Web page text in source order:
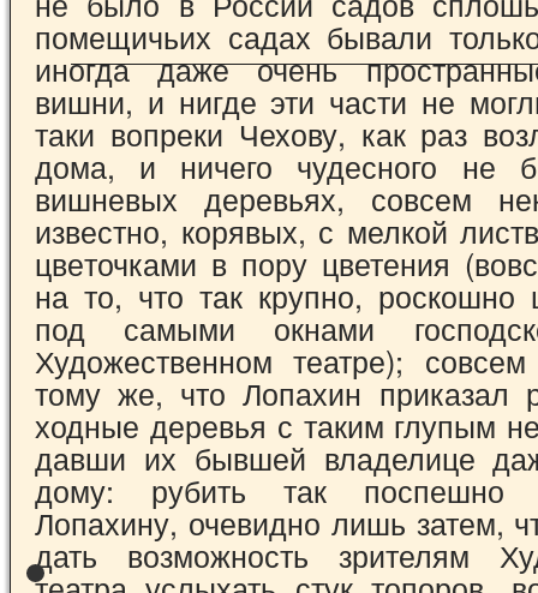
помещичьих садах бывали
иногда даже очень
вишни, и ни­где эти части не
таки вопреки Чехову, как раз
дома, и ничего чудесного не
вишневых деревьях, совсем
известно, корявых, с мелкой
цве­точками в пору цветения
на то, что так крупно, роскошно
под самыми окнами
Художественном театре);
тому же, что Лопахин приказал
ходные деревья с таким глупым
давши их бывшей владелице
дому: рубить так поспешно
Лопахину, очевидно лишь затем,
дать возможность зрителям